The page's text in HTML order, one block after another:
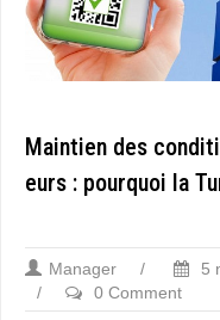
Maintien des
eurs : pourquoi la
Manager / 5
/
0 Comment